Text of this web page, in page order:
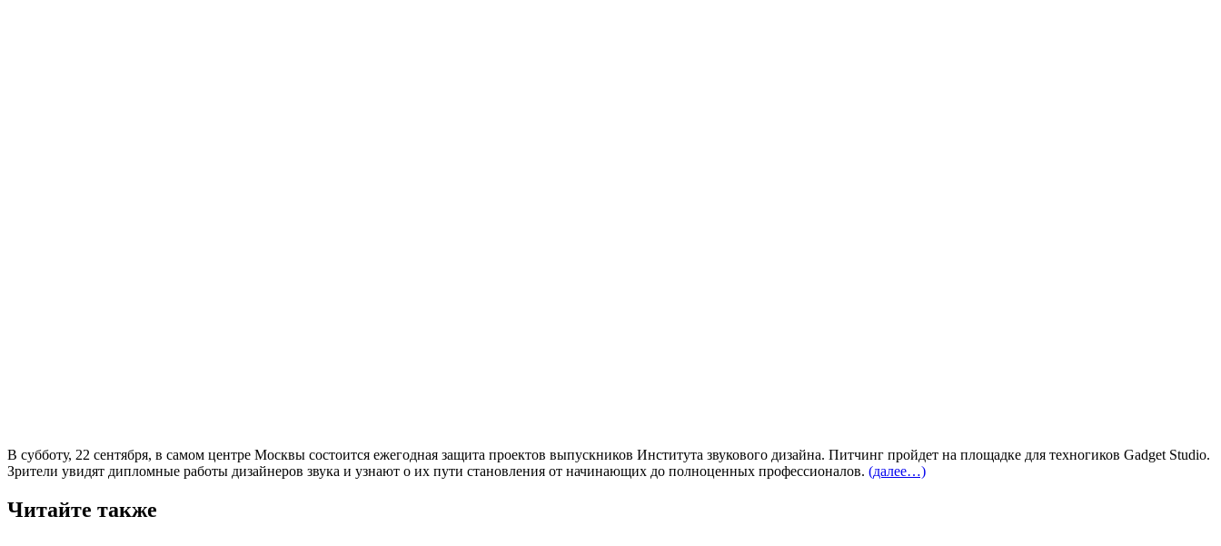
В субботу, 22 сентября, в самом центре Москвы состоится ежегодная защита проектов выпускников Института звукового дизайна. Питчинг пройдет на площадке для техногиков Gadget Studio.
Зрители увидят дипломные работы дизайнеров звука и узнают о их пути становления от начинающих до полноценных профессионалов. (далее…)
Читайте также